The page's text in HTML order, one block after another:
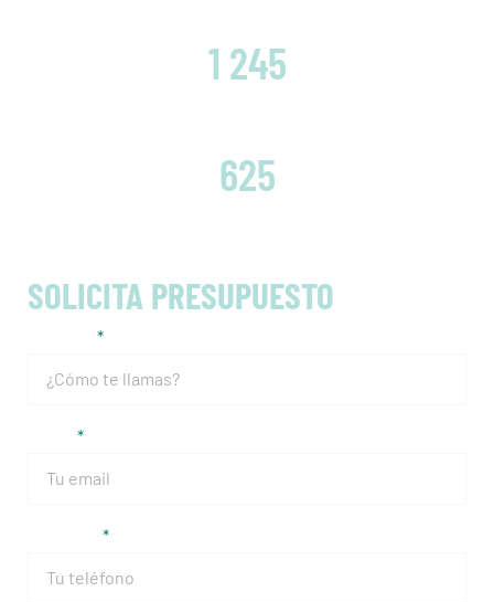
SOLICITA PRESUPUESTO
1 245
625